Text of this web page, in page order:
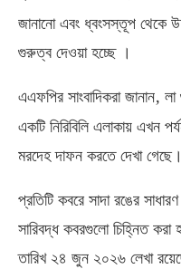
জানানো এবং ধ্বংসস্তূপ থেকে
গুরুত্ব দেওয়া হচ্ছে ।
এএফপির সাংবাদিকরা জানান, লা
একটি নিরিবিলি এলাকায় এখন
মরদেহ দাফন করতে দেখা গেছে।
প্রতিটি কবরে সাদা রঙের
সারিবদ্ধ কবরগুলো চিহ্নিত
তারিখ ২৪ জুন ২০২৬ লেখা